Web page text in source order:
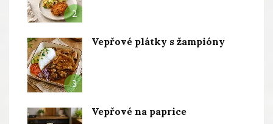
2
3
Vepřové plátky s žampióny
Vepřové na paprice